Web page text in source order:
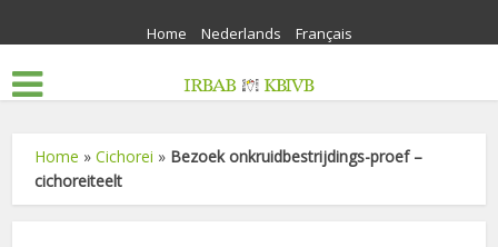
Home Nederlands Français
Home »Cichorei » Bezoek onkruidbestrijdings-proef –
cichoreiteelt